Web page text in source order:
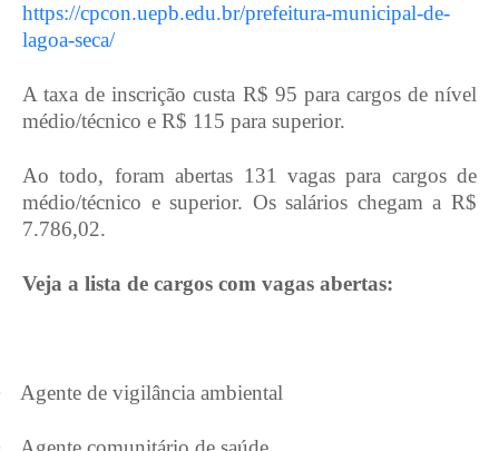
https://cpcon.uepb.edu.br/prefeitura-municipal-de-
lagoa-seca/
A taxa de inscrição custa R$ 95 para cargos de nível
médio/técnico e R$ 115 para superior.
Ao todo, foram abertas 131 vagas para cargos de
médio/técnico e superior. Os salários chegam a R$
7.786,02.
Veja a lista de cargos com vagas abertas:
Agente de vigilância ambiental